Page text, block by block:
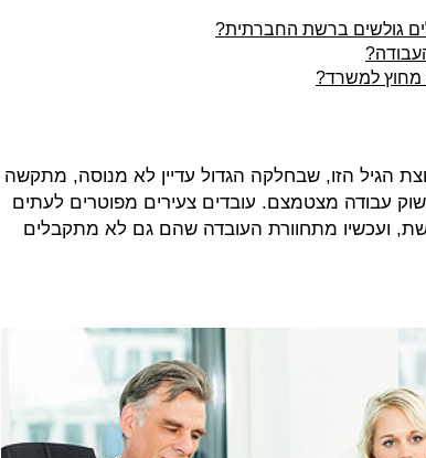
גולשים ברשת החברתית?
מחוץ למשרד?
הגיל הזו, שבחלקה הגדול עדיין לא מנוסה, מתקשה
עבודה מצטמצם. עובדים צעירים מפוטרים לעתים
ועכשיו מתחוורת העובדה שהם גם לא מתקבלים